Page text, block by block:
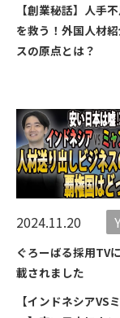
【創業秘話】人手
を救う！外国人材
スの原点とは？
2024.11.20
ぐろーばる採用TV
載されました
【インドネシアVS